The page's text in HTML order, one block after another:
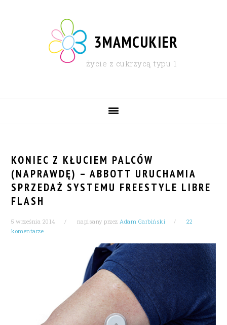
3MAMCUKIER
życie z cukrzycą typu 1
KONIEC Z KŁUCIEM PALCÓW
(NAPRAWDĘ) – ABBOTT URUCHAMIA
SPRZEDAŻ SYSTEMU FREESTYLE LIBRE
FLASH
5 września 2014 napisany przezAdam Garbiński
22
komentarze